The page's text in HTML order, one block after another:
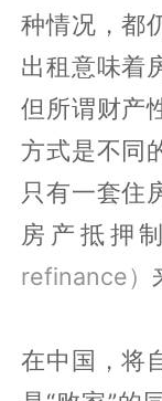
种情况，都
出租意味着
但所谓财产
方式是不同
只有一套住
房产抵押
refinance）
在中国，将